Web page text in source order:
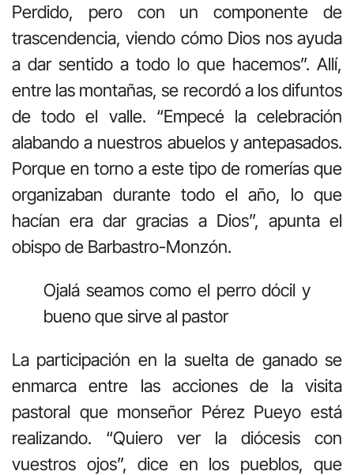
Perdido, pero con un componente de
trascendencia, viendo cómo Dios nos ayuda
a dar sentido a todo lo que hacemos”. Allí,
entre las montañas, se recordó a los difuntos
de todo el valle. “Empecé la celebración
alabando a nuestros abuelos y antepasados.
Porque en torno a este tipo de romerías que
organizaban durante todo el año, lo que
hacían era dar gracias a Dios”, apunta el
obispo de Barbastro-Monzón.
Ojalá seamos como el perro dócil y
bueno que sirve al pastor
La participación en la suelta de ganado se
enmarca entre las acciones de la visita
pastoral que monseñor Pérez Pueyo está
realizando. “Quiero ver la diócesis con
vuestros ojos”, dice en los pueblos, que